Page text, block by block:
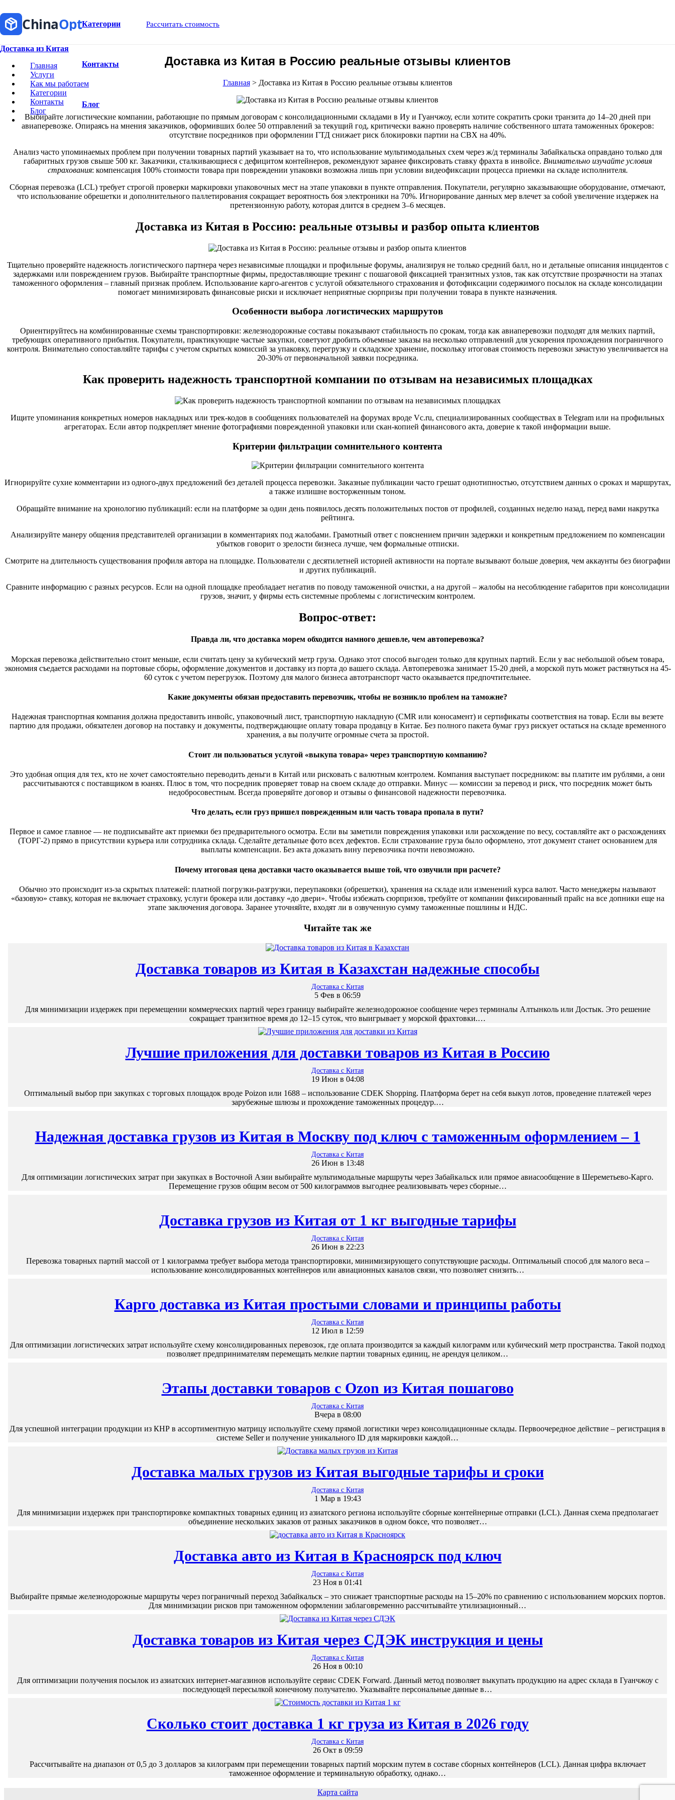
ChinaOptКатегории
Контакты
Блог
Рассчитать стоимость
Доставка из Китая
Главная
Услуги
Как мы работаем
Категории
Контакты
Блог
Доставка из Китая в Россию реальные отзывы клиентов
Главная> Доставка из Китая в Россию реальные отзывы клиентов
Выбирайте логистические компании, работающие по прямым договорам с консолидационными складами в Иу и Гуанчжоу, если хотите сократить сроки транзита до 14–20 дней при
авиаперевозке. Опираясь на мнения заказчиков, оформивших более 50 отправлений за текущий год, критически важно проверять наличие собственного штата таможенных брокеров:
отсутствие посредников при оформлении ГТД снижает риск блокировки партии на СВХ на 40%.
Анализ часто упоминаемых проблем при получении товарных партий указывает на то, что использование мультимодальных схем через ж/д терминалы Забайкальска оправдано только для
габаритных грузов свыше 500 кг. Заказчики, сталкивающиеся с дефицитом контейнеров, рекомендуют заранее фиксировать ставку фрахта в инвойсе. Внимательно изучайте условия
страхования: компенсация 100% стоимости товара при повреждении упаковки возможна лишь при условии видеофиксации процесса приемки на складе исполнителя.
Сборная перевозка (LCL) требует строгой проверки маркировки упаковочных мест на этапе упаковки в пункте отправления. Покупатели, регулярно заказывающие оборудование, отмечают,
что использование обрешетки и дополнительного паллетирования сокращает вероятность боя электроники на 70%. Игнорирование данных мер влечет за собой увеличение издержек на
претензионную работу, которая длится в среднем 3–6 месяцев.
Доставка из Китая в Россию: реальные отзывы и разбор опыта клиентов
Тщательно проверяйте надежность логистического партнера через независимые площадки и профильные форумы, анализируя не только средний балл, но и детальные описания инцидентов с
задержками или повреждением грузов. Выбирайте транспортные фирмы, предоставляющие трекинг с пошаговой фиксацией транзитных узлов, так как отсутствие прозрачности на этапах
таможенного оформления – главный признак проблем. Использование карго-агентов с услугой обязательного страхования и фотофиксации содержимого посылок на складе консолидации
помогает минимизировать финансовые риски и исключает неприятные сюрпризы при получении товара в пункте назначения.
Особенности выбора логистических маршрутов
Ориентируйтесь на комбинированные схемы транспортировки: железнодорожные составы показывают стабильность по срокам, тогда как авиаперевозки подходят для мелких партий,
требующих оперативного прибытия. Покупатели, практикующие частые закупки, советуют дробить объемные заказы на несколько отправлений для ускорения прохождения пограничного
контроля. Внимательно сопоставляйте тарифы с учетом скрытых комиссий за упаковку, перегрузку и складское хранение, поскольку итоговая стоимость перевозки зачастую увеличивается на
20-30% от первоначальной заявки посредника.
Как проверить надежность транспортной компании по отзывам на независимых площадках
Ищите упоминания конкретных номеров накладных или трек-кодов в сообщениях пользователей на форумах вроде Vc.ru, специализированных сообществах в Telegram или на профильных
агрегаторах. Если автор подкрепляет мнение фотографиями поврежденной упаковки или скан-копией финансового акта, доверие к такой информации выше.
Критерии фильтрации сомнительного контента
Игнорируйте сухие комментарии из одного-двух предложений без деталей процесса перевозки. Заказные публикации часто грешат однотипностью, отсутствием данных о сроках и маршрутах,
а также излишне восторженным тоном.
Обращайте внимание на хронологию публикаций: если на платформе за один день появилось десять положительных постов от профилей, созданных неделю назад, перед вами накрутка
рейтинга.
Анализируйте манеру общения представителей организации в комментариях под жалобами. Грамотный ответ с пояснением причин задержки и конкретным предложением по компенсации
убытков говорит о зрелости бизнеса лучше, чем формальные отписки.
Смотрите на длительность существования профиля автора на площадке. Пользователи с десятилетней историей активности на портале вызывают больше доверия, чем аккаунты без биографии
и других публикаций.
Сравните информацию с разных ресурсов. Если на одной площадке преобладает негатив по поводу таможенной очистки, а на другой – жалобы на несоблюдение габаритов при консолидации
грузов, значит, у фирмы есть системные проблемы с логистическим контролем.
Вопрос-ответ:
Правда ли, что доставка морем обходится намного дешевле, чем автоперевозка?
Морская перевозка действительно стоит меньше, если считать цену за кубический метр груза. Однако этот способ выгоден только для крупных партий. Если у вас небольшой объем товара,
экономия съедается расходами на портовые сборы, оформление документов и доставку из порта до вашего склада. Автоперевозка занимает 15-20 дней, а морской путь может растянуться на 45-
60 суток с учетом перегрузок. Поэтому для малого бизнеса автотранспорт часто оказывается предпочтительнее.
Какие документы обязан предоставить перевозчик, чтобы не возникло проблем на таможне?
Надежная транспортная компания должна предоставить инвойс, упаковочный лист, транспортную накладную (CMR или коносамент) и сертификаты соответствия на товар. Если вы везете
партию для продажи, обязателен договор на поставку и документы, подтверждающие оплату товара продавцу в Китае. Без полного пакета бумаг груз рискует остаться на складе временного
хранения, а вы получите огромные счета за простой.
Стоит ли пользоваться услугой «выкупа товара» через транспортную компанию?
Это удобная опция для тех, кто не хочет самостоятельно переводить деньги в Китай или рисковать с валютным контролем. Компания выступает посредником: вы платите им рублями, а они
рассчитываются с поставщиком в юанях. Плюс в том, что посредник проверяет товар на своем складе до отправки. Минус — комиссии за перевод и риск, что посредник может быть
недобросовестным. Всегда проверяйте договор и отзывы о финансовой надежности перевозчика.
Что делать, если груз пришел поврежденным или часть товара пропала в пути?
Первое и самое главное — не подписывайте акт приемки без предварительного осмотра. Если вы заметили повреждения упаковки или расхождение по весу, составляйте акт о расхождениях
(ТОРГ-2) прямо в присутствии курьера или сотрудника склада. Сделайте детальные фото всех дефектов. Если страхование груза было оформлено, этот документ станет основанием для
выплаты компенсации. Без акта доказать вину перевозчика почти невозможно.
Почему итоговая цена доставки часто оказывается выше той, что озвучили при расчете?
Обычно это происходит из-за скрытых платежей: платной погрузки-разгрузки, переупаковки (обрешетки), хранения на складе или изменений курса валют. Часто менеджеры называют
«базовую» ставку, которая не включает страховку, услуги брокера или доставку «до двери». Чтобы избежать сюрпризов, требуйте от компании фиксированный прайс на все допники еще на
этапе заключения договора. Заранее уточняйте, входят ли в озвученную сумму таможенные пошлины и НДС.
Читайте так же
Доставка товаров из Китая в Казахстан надежные способы
Доставка с Китая
5 Фев в 06:59
Для минимизации издержек при перемещении коммерческих партий через границу выбирайте железнодорожное сообщение через терминалы Алтынколь или Достык. Это решение
сокращает транзитное время до 12–15 суток, что выигрывает у морской фрахтовки.…
Лучшие приложения для доставки товаров из Китая в Россию
Доставка с Китая
19 Июн в 04:08
Оптимальный выбор при закупках с торговых площадок вроде Poizon или 1688 – использование CDEK Shopping. Платформа берет на себя выкуп лотов, проведение платежей через
зарубежные шлюзы и прохождение таможенных процедур.…
Надежная доставка грузов из Китая в Москву под ключ с таможенным оформлением – 1
Доставка с Китая
26 Июн в 13:48
Для оптимизации логистических затрат при закупках в Восточной Азии выбирайте мультимодальные маршруты через Забайкальск или прямое авиасообщение в Шереметьево-Карго.
Перемещение грузов общим весом от 500 килограммов выгоднее реализовывать через сборные…
Доставка грузов из Китая от 1 кг выгодные тарифы
Доставка с Китая
26 Июн в 22:23
Перевозка товарных партий массой от 1 килограмма требует выбора метода транспортировки, минимизирующего сопутствующие расходы. Оптимальный способ для малого веса –
использование консолидированных контейнеров или авиационных каналов связи, что позволяет снизить…
Карго доставка из Китая простыми словами и принципы работы
Доставка с Китая
12 Июл в 12:59
Для оптимизации логистических затрат используйте схему консолидированных перевозок, где оплата производится за каждый килограмм или кубический метр пространства. Такой подход
позволяет предпринимателям перемещать мелкие партии товарных единиц, не арендуя целиком…
Этапы доставки товаров с Ozon из Китая пошагово
Доставка с Китая
Вчера в 08:00
Для успешной интеграции продукции из КНР в ассортиментную матрицу используйте схему прямой логистики через консолидационные склады. Первоочередное действие – регистрация в
системе Seller и получение уникального ID для маркировки каждой…
Доставка малых грузов из Китая выгодные тарифы и сроки
Доставка с Китая
1 Мар в 19:43
Для минимизации издержек при транспортировке компактных товарных единиц из азиатского региона используйте сборные контейнерные отправки (LCL). Данная схема предполагает
объединение нескольких заказов от разных заказчиков в одном боксе, что позволяет…
Доставка авто из Китая в Красноярск под ключ
Доставка с Китая
23 Ноя в 01:41
Выбирайте прямые железнодорожные маршруты через пограничный переход Забайкальск – это снижает транспортные расходы на 15–20% по сравнению с использованием морских портов.
Для минимизации рисков при таможенном оформлении заблаговременно рассчитывайте утилизационный…
Доставка товаров из Китая через СДЭК инструкция и цены
Доставка с Китая
26 Ноя в 00:10
Для оптимизации получения посылок из азиатских интернет-магазинов используйте сервис CDEK Forward. Данный метод позволяет выкупать продукцию на адрес склада в Гуанчжоу с
последующей пересылкой конечному получателю. Указывайте персональные данные в…
Сколько стоит доставка 1 кг груза из Китая в 2026 году
Доставка с Китая
26 Окт в 09:59
Рассчитывайте на диапазон от 0,5 до 3 долларов за килограмм при перемещении товарных партий морским путем в составе сборных контейнеров (LCL). Данная цифра включает
таможенное оформление и терминальную обработку, однако…
Карта сайта